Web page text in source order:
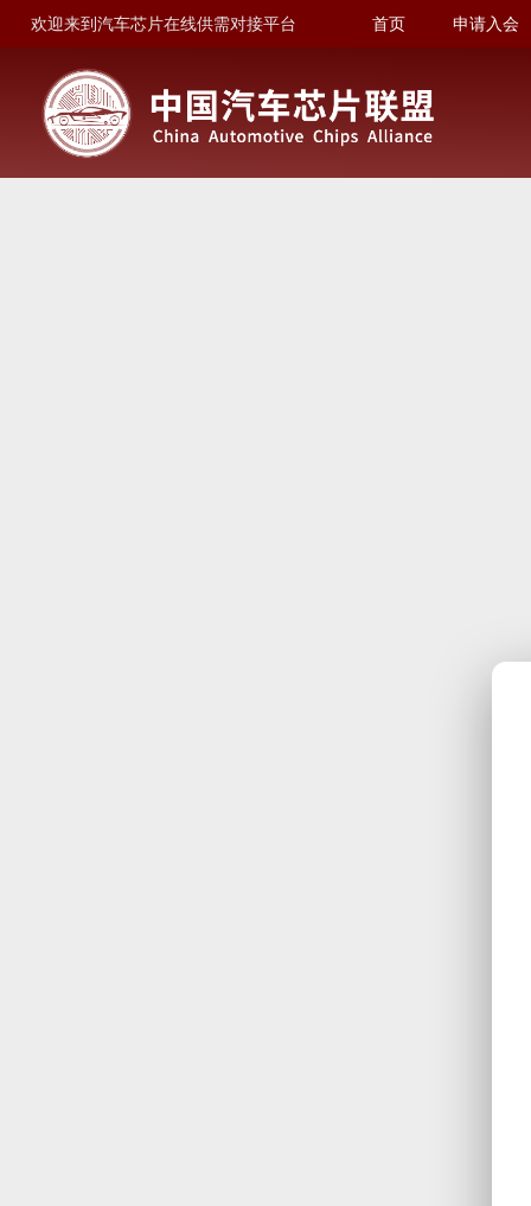
欢迎来到汽车芯片在线供需对接平台 首页 申请入会